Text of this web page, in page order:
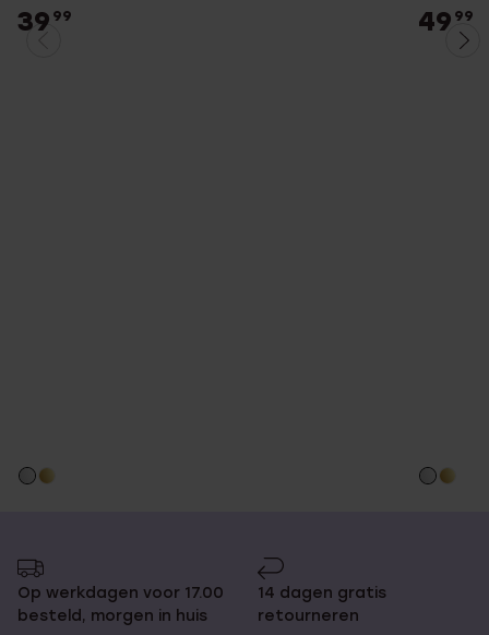
39 99 49 99
Op werkdagen voor 17.00
besteld, morgen in huis
14 dagen gratis
retourneren